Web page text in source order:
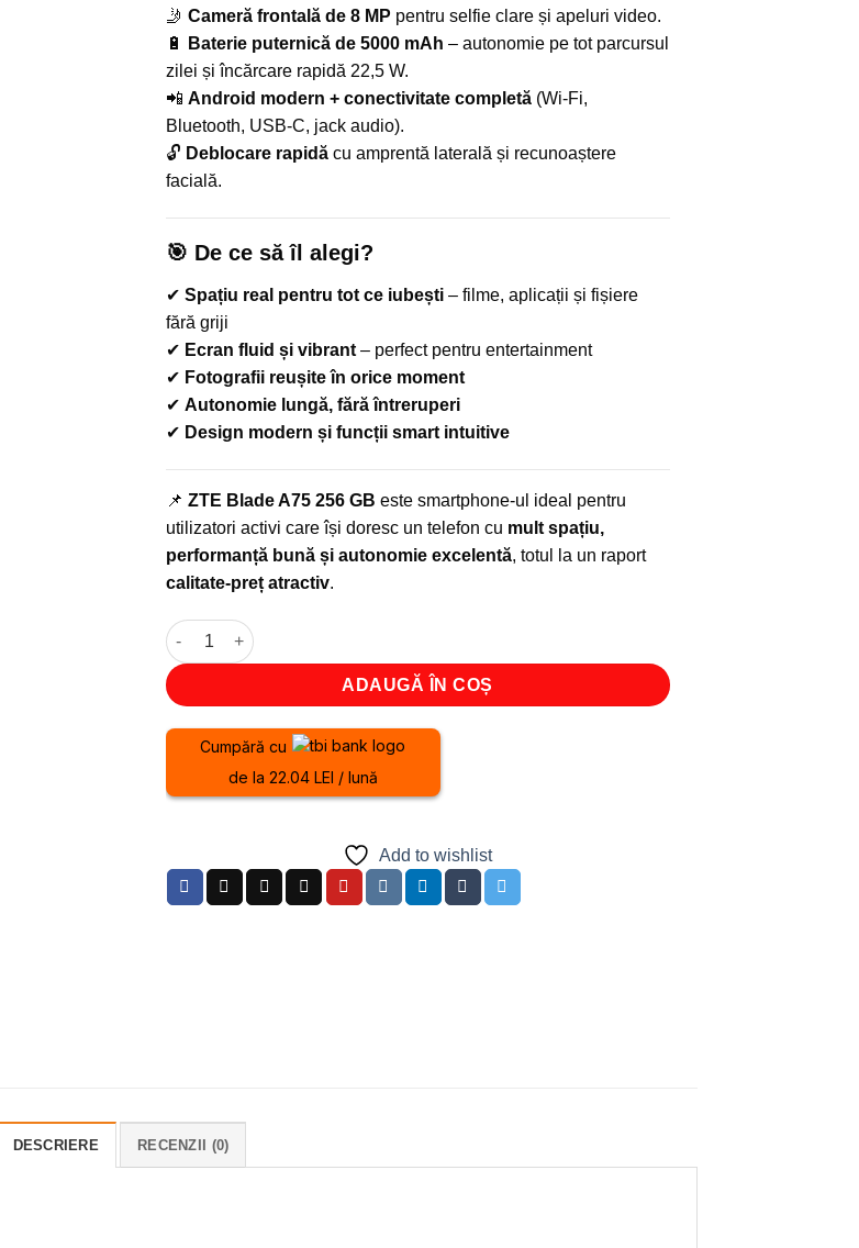
🤳 Cameră frontală de 8 MP pentru selfie clare și apeluri video.
🔋
Baterie puternică de 5000 mAh – autonomie pe tot parcursul
zilei și încărcare rapidă 22,5 W.
📲 Android modern + conectivitate completă(Wi-Fi,
Bluetooth, USB-C, jack audio).
🔓 Deblocare rapidăcu amprentă laterală și recunoaștere
facială.
🎯 De ce să îl alegi?
✔ Spațiu real pentru tot ce iubești– filme, aplicații și fișiere
fără griji
✔ Ecran fluid și vibrant– perfect pentru entertainment
✔ Fotografii reușite în orice moment
✔ Autonomie lungă, fără întreruperi
✔ Design modern și funcții smart intuitive
📌 ZTE Blade A75 256 GB este smartphone-ul ideal pentru
utilizatori activi care își doresc un telefon cu mult spațiu,
performanță bună și autonomie excelentă, totul la un raport
calitate-preț atractiv.
Cantitate Telefon Zte Blade A75 Dual SIM 6,6″ 256GB 14(4+10)GB RAM 4G
ADAUGĂ ÎN COȘ
Cumpără cu
de la 22.04 LEI / lună
Add to wishlist
DESCRIERE RECENZII (0)